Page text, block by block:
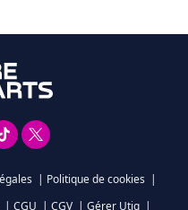
| Politique de cookies |
| CGU | CGV | Gérer Utiq |